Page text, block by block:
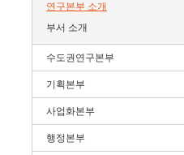
연구본부 소개
부서 소개
수도권연구본부
기획본부
사업화본부
행정본부